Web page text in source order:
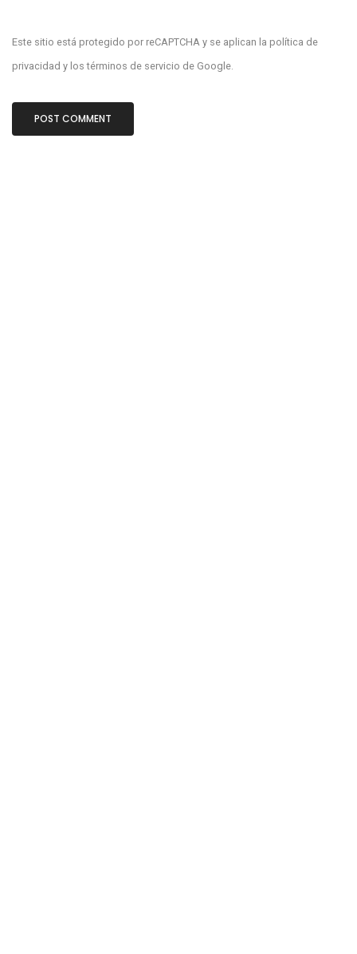
Este sitio está protegido por reCAPTCHA y se aplican la política de
privacidad y lostérminos de servicio de Google.